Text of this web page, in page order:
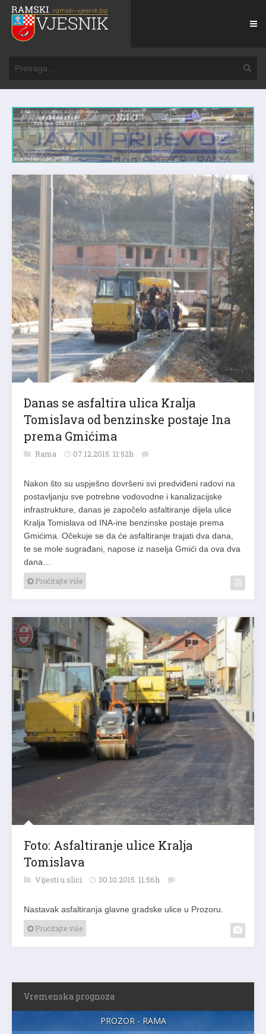
Danas se asfaltira ulica Kralja
Tomislava od benzinske postaje Ina
prema Gmićima
Rama 07.12.2015. 11:52h
Nakon što su uspješno dovršeni svi predviđeni radovi na
postavljanju sve potrebne vodovodne i kanalizacijske
infrastrukture, danas je započelo asfaltiranje dijela ulice
Kralja Tomislava od INA-ine benzinske postaje prema
Gmićima. Očekuje se da će asfaltiranje trajati dva dana,
te se mole sugrađani, napose iz naselja Gmići da ova dva
dana…
Pročitajte više
Foto: Asfaltiranje ulice Kralja
Tomislava
Vijesti u slici 30.10.2015. 11:56h
Nastavak asfaltiranja glavne gradske ulice u Prozoru.
Pročitajte više
Vremenska prognoza
PROZOR - RAMA